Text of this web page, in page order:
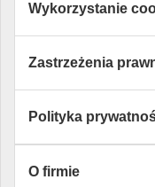
Wykorzystanie
Zastrzeżenia
Polityka
O firmie